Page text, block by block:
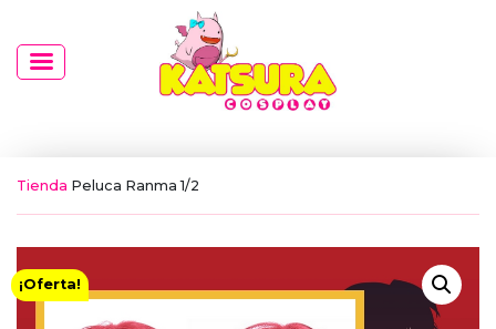
Tienda Peluca Ranma 1/2
¡Oferta!